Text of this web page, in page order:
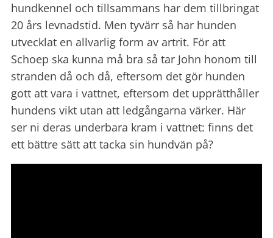
hundkennel och tillsammans har dem tillbringat
20 års levnadstid. Men tyvärr så har hunden
utvecklat en allvarlig form av artrit. För att
Schoep ska kunna må bra så tar John honom till
stranden då och då, eftersom det gör hunden
gott att vara i vattnet, eftersom det upprätthåller
hundens vikt utan att ledgångarna värker. Här
ser ni deras underbara kram i vattnet: finns det
ett bättre sätt att tacka sin hundvän på?